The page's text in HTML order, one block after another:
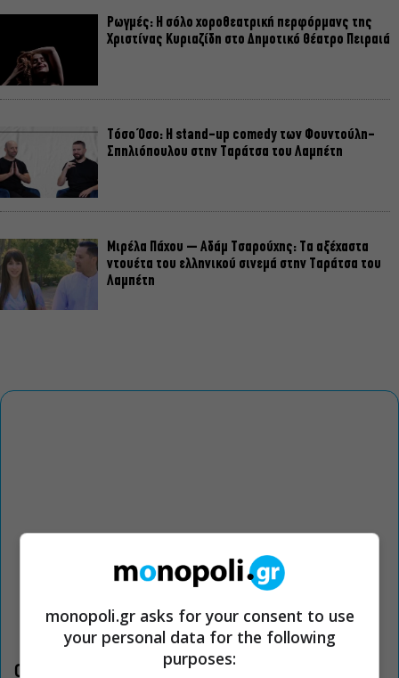
Ρωγμές: Η σόλο χοροθεατρική περφόρμανς της
Χριστίνας Κυριαζίδη στο Δημοτικό Θέατρο Πειραιά
Τόσο Όσο: Η stand-up comedy των Φουντούλη-
Σπηλιόπουλου στην Ταράτσα του Λαμπέτη
Μιρέλα Πάχου – Αδάμ Τσαρούχης: Τα αξέχαστα
ντουέτα του ελληνικού σινεμά στην Ταράτσα του
Λαμπέτη
Οι «Τρωάδες» στην Επίδαυρο αλλάζουν την αντίληψη για
monopoli.gr asks for your consent to use
your personal data for the following
purposes: